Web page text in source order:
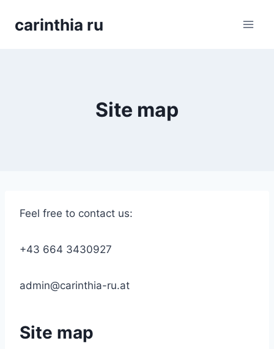
carinthia ru
Site map
Feel free to contact us:
+43 664 3430927
admin@carinthia-ru.at
Site map